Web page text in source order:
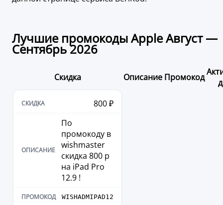
Лучшие промокоды Apple Август —
Сентябрь 2026
Скидка Описание Промокод
800 ₽
По
промокоду в
wishmaster
скидка 800 р
на iPad Pro
12.9 !
WISHADMIPAD12